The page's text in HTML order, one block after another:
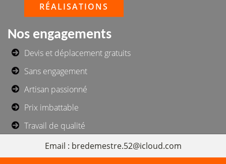
RÉALISATIONS
Nos engagements
Devis et déplacement gratuits
Sans engagement
Artisan passionné
Prix imbattable
Travail de qualité
Email : bredemestre.52@icloud.com